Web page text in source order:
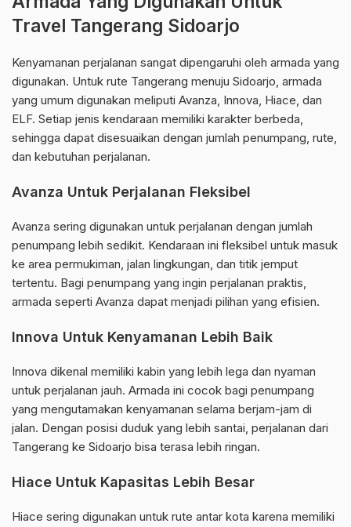
Travel Tangerang Sidoarjo
Kenyamanan perjalanan sangat dipengaruhi oleh armada yang
digunakan. Untuk rute Tangerang menuju Sidoarjo, armada
yang umum digunakan meliputi Avanza, Innova, Hiace, dan
ELF. Setiap jenis kendaraan memiliki karakter berbeda,
sehingga dapat disesuaikan dengan jumlah penumpang, rute,
dan kebutuhan perjalanan.
Avanza Untuk Perjalanan Fleksibel
Avanza sering digunakan untuk perjalanan dengan jumlah
penumpang lebih sedikit. Kendaraan ini fleksibel untuk masuk
ke area permukiman, jalan lingkungan, dan titik jemput
tertentu. Bagi penumpang yang ingin perjalanan praktis,
armada seperti Avanza dapat menjadi pilihan yang efisien.
Innova Untuk Kenyamanan Lebih Baik
Innova dikenal memiliki kabin yang lebih lega dan nyaman
untuk perjalanan jauh. Armada ini cocok bagi penumpang
yang mengutamakan kenyamanan selama berjam-jam di
jalan. Dengan posisi duduk yang lebih santai, perjalanan dari
Tangerang ke Sidoarjo bisa terasa lebih ringan.
Hiace Untuk Kapasitas Lebih Besar
Hiace sering digunakan untuk rute antar kota karena memiliki